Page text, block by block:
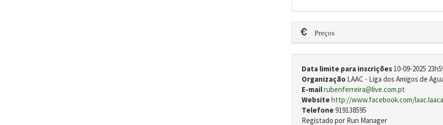
Preços
Data limite para inscrições 10-09-2025
Organização LAAC - Liga dos Amigos de
E-mailrubenferreira@live.com.pt
Websitehttp://www.facebook.com/
Telefone919138595
Registado por Run Manager